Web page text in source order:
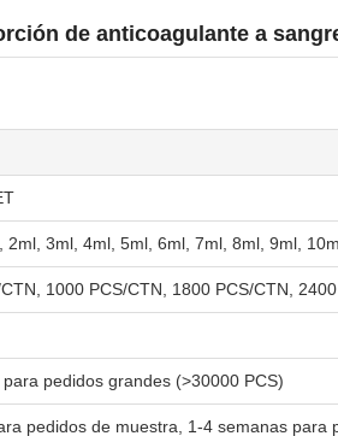
de anticoagulante a
2ml, 3ml, 4ml, 5ml, 6ml, 7ml, 8ml, 9ml,
1000 PCS/CTN, 1800 PCS/CTN,
para pedidos grandes (>30000 PCS)
pedidos de muestra, 1-4 semanas para